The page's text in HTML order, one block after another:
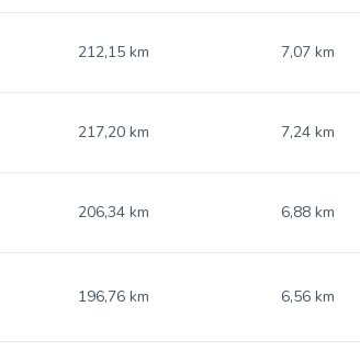
212,15 km 7,07 km
217,20 km 7,24 km
206,34 km 6,88 km
196,76 km 6,56 km